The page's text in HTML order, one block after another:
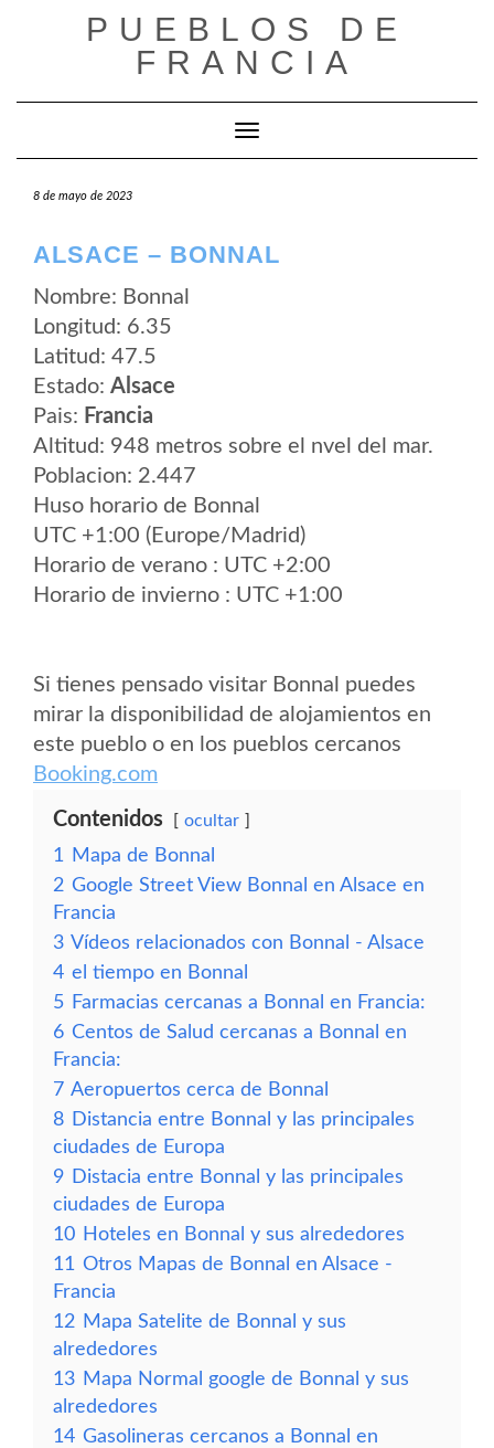
PUEBLOS DE
FRANCIA
Cambiar modo de navegación
8 de mayo de 2023
ALSACE – BONNAL
Nombre: Bonnal
Longitud: 6.35
Latitud: 47.5
Estado: Alsace
Pais: Francia
Altitud: 948 metros sobre el nvel del mar.
Poblacion: 2.447
Huso horario de Bonnal
UTC +1:00 (Europe/Madrid)
Horario de verano : UTC +2:00
Horario de invierno : UTC +1:00
Si tienes pensado visitar Bonnal puedes
mirar la disponibilidad de alojamientos en
este pueblo o en los pueblos cercanos
Booking.com
Contenidos ocultar
1
Mapa de Bonnal
2 Google Street View Bonnal en Alsace en
Francia
3 Vídeos relacionados con Bonnal - Alsace
4 el tiempo en Bonnal
5 Farmacias cercanas a Bonnal en Francia:
6 Centos de Salud cercanas a Bonnal en
Francia:
7 Aeropuertos cerca de Bonnal
8 Distancia entre Bonnal y las principales
ciudades de Europa
9 Distacia entre Bonnal y las principales
ciudades de Europa
10 Hoteles en Bonnal y sus alrededores
11 Otros Mapas de Bonnal en Alsace -
Francia
12 Mapa Satelite de Bonnal y sus
alrededores
13 Mapa Normal google de Bonnal y sus
alrededores
14 Gasolineras cercanos a Bonnal en